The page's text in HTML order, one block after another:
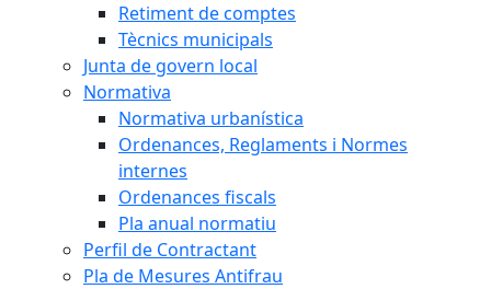
Retiment de comptes
Tècnics municipals
Junta de govern local
Normativa
Normativa urbanística
Ordenances, Reglaments i Normes
internes
Ordenances fiscals
Pla anual normatiu
Perfil de Contractant
Pla de Mesures Antifrau